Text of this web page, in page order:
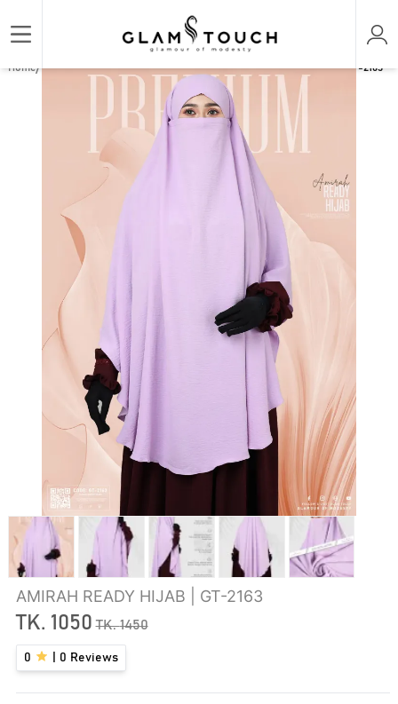
Home/HIJAB & NIQAB/AMIRAH READY HIJAB/AMIRAH READY HIJAB | GT-2163
AMIRAH READY HIJAB | GT-2163
TK. 1050 TK.1450
0 0 Reviews